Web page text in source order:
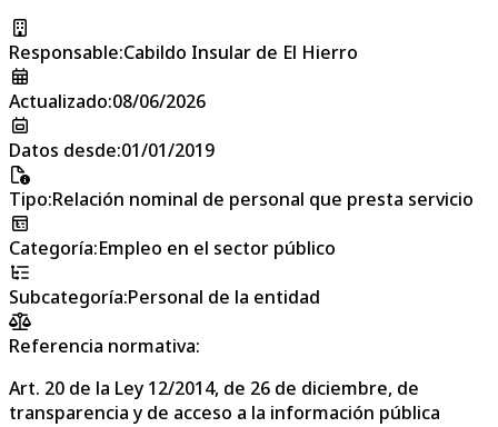
Responsable:Cabildo Insular de El Hierro
Actualizado:08/06/2026
Datos desde:01/01/2019
Tipo:Relación nominal de personal que presta servicio
Categoría:Empleo en el sector público
Subcategoría:Personal de la entidad
Referencia normativa:
Art. 20 de la Ley 12/2014, de 26 de diciembre, de
transparencia y de acceso a la información pública